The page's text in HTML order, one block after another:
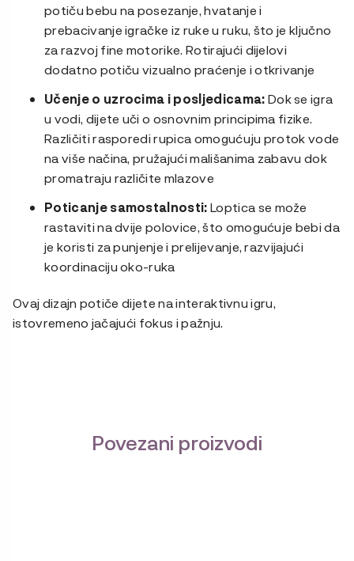
potiču bebu na posezanje, hvatanje i
prebacivanje igračke iz ruke u ruku, što je ključno
za razvoj fine motorike. Rotirajući dijelovi
dodatno potiču vizualno praćenje i otkrivanje
Učenje o uzrocima i posljedicama:Dok se igra
u vodi, dijete uči o osnovnim principima fizike.
Različiti rasporedi rupica omogućuju protok vode
na više načina, pružajući mališanima zabavu dok
promatraju različite mlazove
Poticanje samostalnosti:Loptica se može
rastaviti na dvije polovice, što omogućuje bebi da
je koristi za punjenje i prelijevanje, razvijajući
koordinaciju oko-ruka
Ovaj dizajn potiče dijete na interaktivnu igru,
istovremeno jačajući fokus i pažnju.
Povezani proizvodi